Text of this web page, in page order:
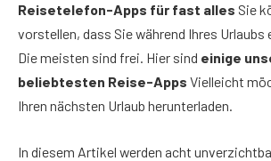
Reisetelefon-Apps für fast alles Sie
vorstellen, dass Sie während Ihres
Die meisten sind frei. Hier sind einige
beliebtesten Reise-Apps Vielleicht
Ihren nächsten Urlaub herunterladen.
In diesem Artikel werden acht